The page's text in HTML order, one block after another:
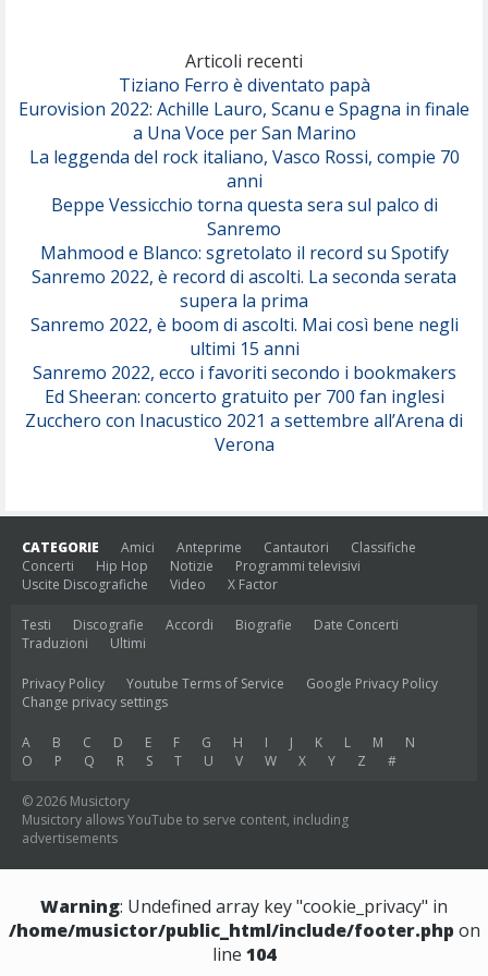
Serenamente
Articoli recenti
Tiziano Ferro è diventato papà
Eurovision 2022: Achille Lauro, Scanu e Spagna in finale
a Una Voce per San Marino
La leggenda del rock italiano, Vasco Rossi, compie 70
anni
Beppe Vessicchio torna questa sera sul palco di
Sanremo
Mahmood e Blanco: sgretolato il record su Spotify
Sanremo 2022, è record di ascolti. La seconda serata
supera la prima
Sanremo 2022, è boom di ascolti. Mai così bene negli
ultimi 15 anni
Sanremo 2022, ecco i favoriti secondo i bookmakers
Ed Sheeran: concerto gratuito per 700 fan inglesi
Zucchero con Inacustico 2021 a settembre all’Arena di
Verona
CATEGORIE Amici Anteprime Cantautori
Classifiche
Concerti
Hip Hop Notizie
Programmi televisivi
Uscite Discografiche
Video X Factor
Testi Discografie Accordi Biografie
Date Concerti
Traduzioni
Ultimi
Privacy Policy Youtube Terms of Service
Google Privacy Policy
Change privacy settings
A B C D E F G H I J K L M
N
O
P Q R S T U V W X Y Z #
© 2026 Musictory
Musictory allows YouTube to serve content, including
advertisements
Warning: Undefined array key "cookie_privacy" in
/home/musictor/public_html/include/footer.php on
line 104